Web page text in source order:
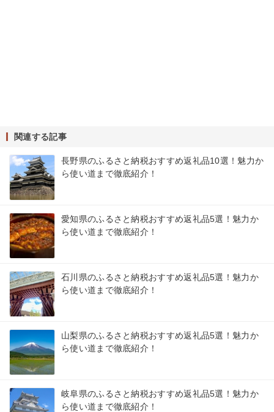
関連する記事
長野県のふるさと納税おすすめ返礼品10選！魅力か
ら使い道まで徹底紹介！
愛知県のふるさと納税おすすめ返礼品5選！魅力か
ら使い道まで徹底紹介！
石川県のふるさと納税おすすめ返礼品5選！魅力か
ら使い道まで徹底紹介！
山梨県のふるさと納税おすすめ返礼品5選！魅力か
ら使い道まで徹底紹介！
岐阜県のふるさと納税おすすめ返礼品5選！魅力か
ら使い道まで徹底紹介！